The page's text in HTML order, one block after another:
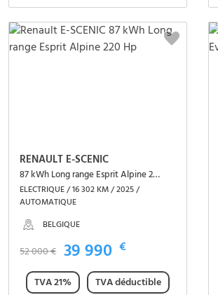
Voir le véhicule
RENAULT E-SCENIC
87 kWh Long range Esprit Alpine 220 Hp
ELECTRIQUE / 16 302 KM / 2025 /
AUTOMATIQUE
BELGIQUE
52 000 € 39 990 €
TVA 21%
TVA déductible